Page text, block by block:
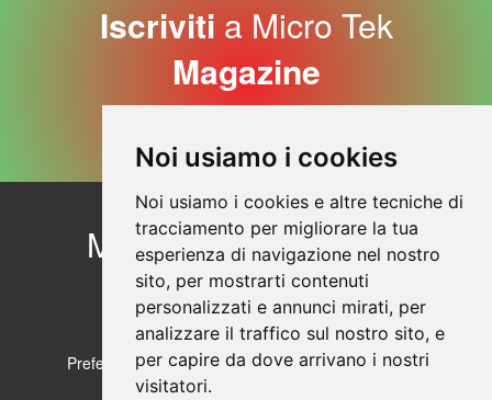
Noi usiamo i cookies
Noi usiamo i cookies e altre tecniche di
tracciamento per migliorare la tua
esperienza di navigazione nel nostro
sito, per mostrarti contenuti
personalizzati e annunci mirati, per
analizzare il traffico sul nostro sito, e
per capire da dove arrivano i nostri
visitatori.
Iscriviti a Micro Tek
Magazine
Micro Tek
© Copyright 2026
Preferenze sui Cookies
Contattaci
Profilo aziendale
Sicurezza dei prodotti
Sezione Privacy
Cookie Policy